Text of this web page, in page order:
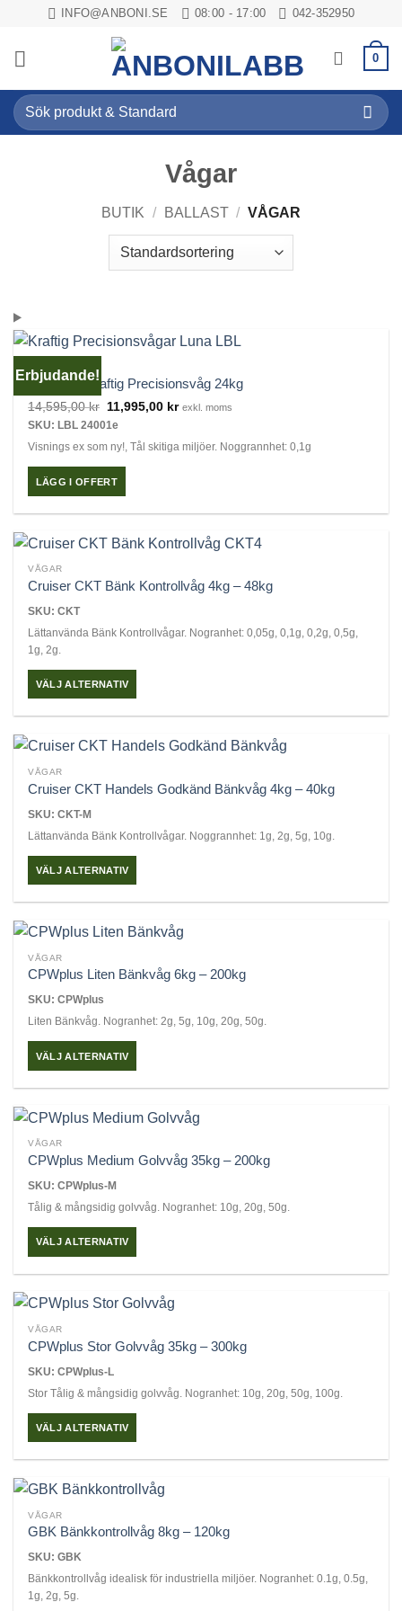
content
INFO@ANBONI.SE 08:00 - 17:00 042-352950
0
Sök
efter:
Vågar
BUTIK / BALLAST / VÅGAR
Erbjudande!
Luna LBL Kraftig Precisionsvåg 24kg
14,595,00kr Det
ursprungliga
priset
var:
14,595,00 kr.
11,995,00 krDet
är:
11,995,00 kr.
exkl. moms
SKU: LBL 24001e
Visnings ex som ny!, Tål skitiga miljöer. Noggrannhet: 0,1g
LÄGG I OFFERT
VÅGAR
Cruiser CKT Bänk Kontrollvåg 4kg – 48kg
SKU: CKT
Lättanvända Bänk Kontrollvågar. Nogranhet: 0,05g, 0,1g, 0,2g, 0,5g,
1g, 2g.
VÄLJ ALTERNATIV
produkten
har
flera
De
olika
alternativen
kan
produktsidan
VÅGAR
Cruiser CKT Handels Godkänd Bänkvåg 4kg – 40kg
SKU: CKT-M
Lättanvända Bänk Kontrollvågar. Noggrannhet: 1g, 2g, 5g, 10g.
VÄLJ ALTERNATIV
produkten
har
flera
De
olika
alternativen
kan
produktsidan
VÅGAR
CPWplus Liten Bänkvåg 6kg – 200kg
SKU: CPWplus
Liten Bänkvåg. Nogranhet: 2g, 5g, 10g, 20g, 50g.
VÄLJ ALTERNATIV
produkten
har
flera
De
olika
alternativen
kan
produktsidan
VÅGAR
CPWplus Medium Golvvåg 35kg – 200kg
SKU: CPWplus-M
Tålig & mångsidig golvvåg. Nogranhet: 10g, 20g, 50g.
VÄLJ ALTERNATIV
produkten
har
flera
De
olika
alternativen
kan
produktsidan
VÅGAR
CPWplus Stor Golvvåg 35kg – 300kg
SKU: CPWplus-L
Stor Tålig & mångsidig golvvåg. Nogranhet: 10g, 20g, 50g, 100g.
VÄLJ ALTERNATIV
produkten
har
flera
De
olika
alternativen
VÅGAR
GBK Bänkkontrollvåg 8kg – 120kg
SKU: GBK
Bänkkontrollvåg idealisk för industriella miljöer. Nogranhet: 0.1g, 0.5g,
1g, 2g, 5g.